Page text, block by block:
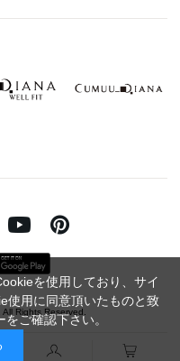
Rights Reserved.
を使用しており、サイ
使用に同意頂いたものと致
をご確認下さい。